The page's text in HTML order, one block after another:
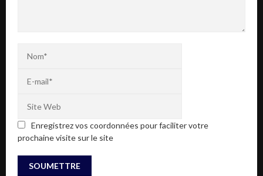
Enregistrez vos coordonnées pour faciliter votre
prochaine visite sur le site